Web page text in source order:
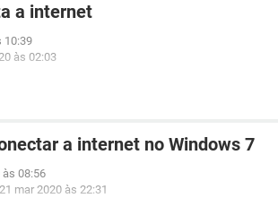
a internet
10:39
às 02:03
a internet no Windows 7
às 08:56
21 mar 2020 às 22:31